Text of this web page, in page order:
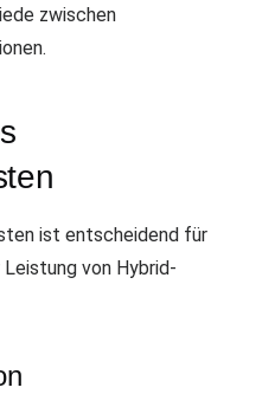
zwischen
ist entscheidend für
von Hybrid-